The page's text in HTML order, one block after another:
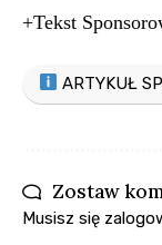
+Tekst
ARTYKUŁ
Zostaw
Musisz się